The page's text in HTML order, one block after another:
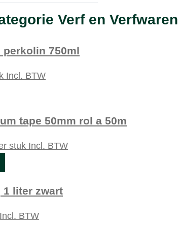
Verf en Verfwaren
750ml
Incl. BTW
tape 50mm rol a 50m
stuk Incl. BTW
liter zwart
Incl. BTW